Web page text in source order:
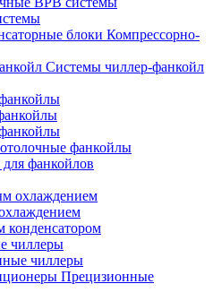
Компрессорно-
Системы чиллер-фанкойл
фанкойлы
фанкойлов
охлаждением
чиллеры
чиллеры
Прецизионные